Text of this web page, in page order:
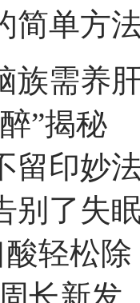
简单方
族需养
”揭秘
留印妙
别了失
轻松除